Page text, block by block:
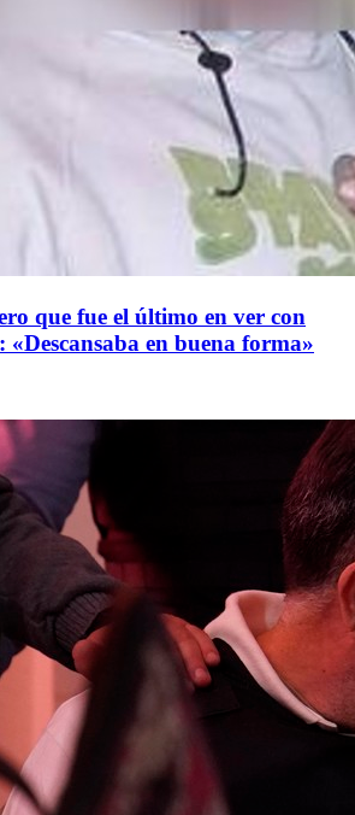
que fue el último en ver con
en buena forma»